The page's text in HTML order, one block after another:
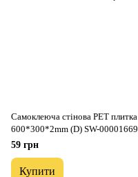
Самоклеюча стінова PET плитка
600*300*2mm (D) SW-00001669
59 грн
Купити